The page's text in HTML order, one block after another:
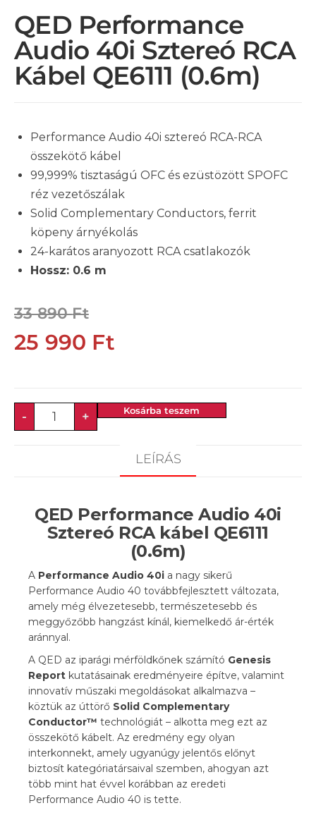
QED Performance
Audio 40i Sztereó RCA
Kábel QE6111 (0.6m)
Performance Audio 40i sztereó RCA-RCA
összekötő kábel
99,999% tisztaságú OFC és ezüstözött SPOFC
réz vezetőszálak
Solid Complementary Conductors, ferrit
köpeny árnyékolás
24-karátos aranyozott RCA csatlakozók
Hossz: 0.6 m
33 890Ft
25 990 Ft
- + Kosárba teszem
LEÍRÁS
QED Performance Audio 40i
Sztereó RCA kábel QE6111
(0.6m)
A Performance Audio 40i a nagy sikerű
Performance Audio 40 továbbfejlesztett változata,
amely még élvezetesebb, természetesebb és
meggyőzőbb hangzást kínál, kiemelkedő ár-érték
aránnyal.
A QED az iparági mérföldkőnek számító Genesis
Report kutatásainak eredményeire építve, valamint
innovatív műszaki megoldásokat alkalmazva –
köztük az úttörő Solid Complementary
Conductor™ technológiát – alkotta meg ezt az
összekötő kábelt. Az eredmény egy olyan
interkonnekt, amely ugyanúgy jelentős előnyt
biztosít kategóriatársaival szemben, ahogyan azt
több mint hat évvel korábban az eredeti
Performance Audio 40 is tette.